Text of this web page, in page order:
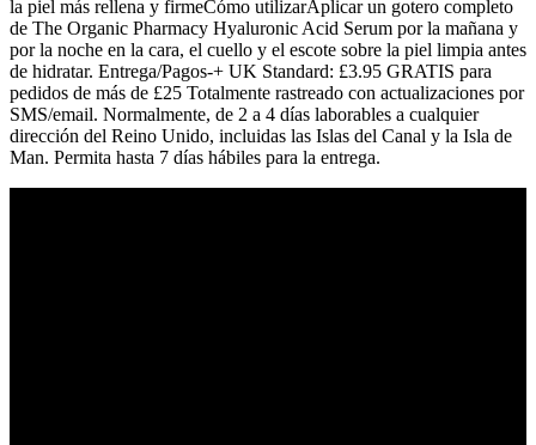
la piel más rellena y firmeCómo utilizarAplicar un gotero completo
de The Organic Pharmacy Hyaluronic Acid Serum por la mañana y
por la noche en la cara, el cuello y el escote sobre la piel limpia antes
de hidratar. Entrega/Pagos-+ UK Standard: £3.95 GRATIS para
pedidos de más de £25 Totalmente rastreado con actualizaciones por
SMS/email. Normalmente, de 2 a 4 días laborables a cualquier
dirección del Reino Unido, incluidas las Islas del Canal y la Isla de
Man. Permita hasta 7 días hábiles para la entrega.